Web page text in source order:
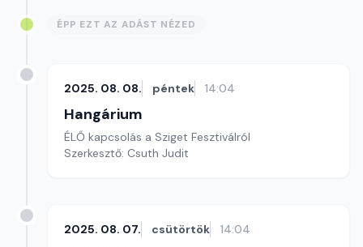
ÉPP EZT AZ ADÁST NÉZED
2025. 08. 08. péntek 14:04
Hangárium
ÉLŐ kapcsolás a Sziget Fesztiválról
Szerkesztő: Csuth Judit
2025. 08. 07. csütörtök 14:04